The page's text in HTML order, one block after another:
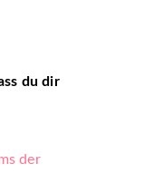
du dir
der